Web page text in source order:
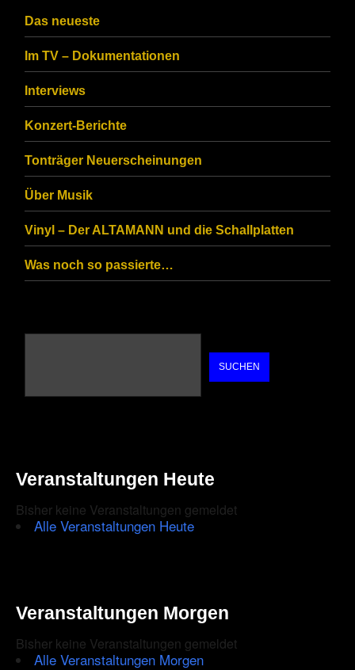
Das neueste
Im TV – Dokumentationen
Interviews
Konzert-Berichte
Tonträger Neuerscheinungen
Über Musik
Vinyl – Der ALTAMANN und die Schallplatten
Was noch so passierte…
SUCHEN
Veranstaltungen Heute
Bisher keine Veranstaltungen gemeldet
Alle Veranstaltungen Heute
Veranstaltungen Morgen
Bisher keine Veranstaltungen gemeldet
Alle Veranstaltungen Morgen